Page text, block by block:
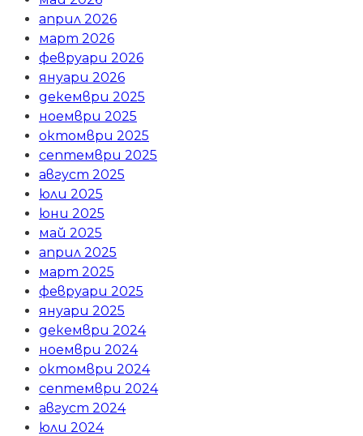
април 2026
март 2026
февруари 2026
януари 2026
декември 2025
ноември 2025
октомври 2025
септември 2025
август 2025
юли 2025
юни 2025
май 2025
април 2025
март 2025
февруари 2025
януари 2025
декември 2024
ноември 2024
октомври 2024
септември 2024
август 2024
юли 2024